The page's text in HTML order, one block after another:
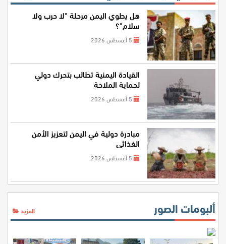
هل يطوي اليمن مرحلة "لا حرب ولا
سلام"؟
القيادة اليمنية تطالب بتحرك دولي
لحماية الملاحة
مبادرة دولية في اليمن لتعزيز الأمن
الغذائي
ألبومات الصور المزيد